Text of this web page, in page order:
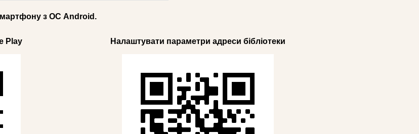
з ОС Android.
Play Налаштувати параметри адреси бібліотеки